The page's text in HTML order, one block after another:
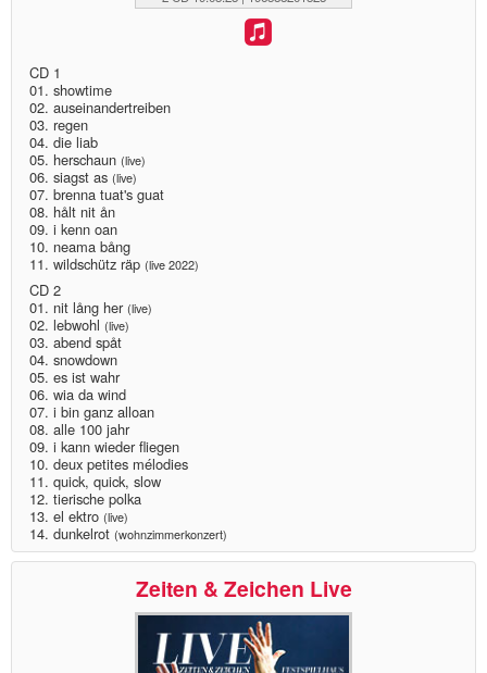
links
media
contact
Disclaimer
CD 1
01. showtime
02. auseinandertreiben
03. regen
04. die liab
05. herschaun (live)
06. siagst as (live)
07. brenna tuat's guat
08. hålt nit ån
09. i kenn oan
10. neama bång
11. wildschütz räp (live 2022)
CD 2
01. nit lång her (live)
02. lebwohl (live)
03. abend spåt
04. snowdown
05. es ist wahr
06. wia da wind
07. i bin ganz alloan
08. alle 100 jahr
09. i kann wieder fliegen
10. deux petites mélodies
11. quick, quick, slow
12. tierische polka
13. el ektro (live)
14. dunkelrot (wohnzimmerkonzert)
Zeiten & Zeichen Live